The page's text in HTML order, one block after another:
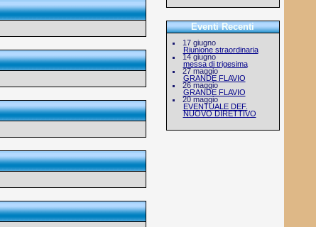
Eventi Recenti
17 giugno
Riunione straordinaria
14 giugno
messa di trigesima
27 maggio
GRANDE FLAVIO
26 maggio
GRANDE FLAVIO
20 maggio
EVENTUALE DEF.
NUOVO DIRETTIVO